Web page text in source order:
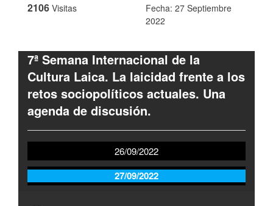
2106 Visitas
Fecha: 27 Septiembre
2022
7ª Semana Internacional de la
Cultura Laica. La laicidad frente a los
retos sociopolíticos actuales. Una
agenda de discusión.
26/09/2022
27/09/2022